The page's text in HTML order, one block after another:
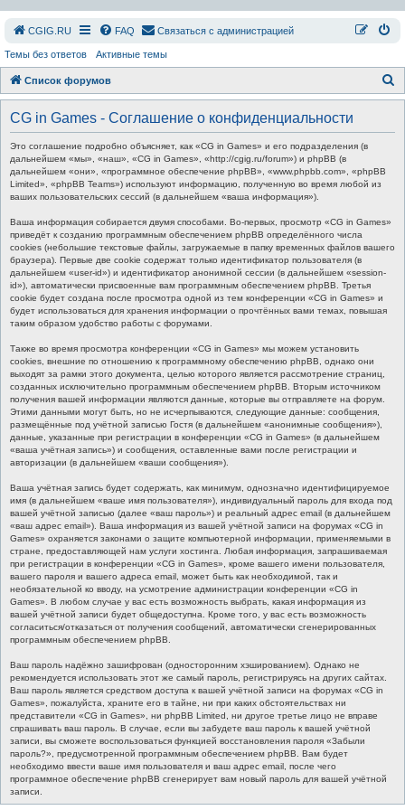
СGIG.RU FAQ Связаться с администрацией
Темы без ответов Активные темы
Список форумов
о
CG in Games - Соглашение о конфиденциальности
Это соглашение подробно объясняет, как «CG in Games» и его подразделения (в
дальнейшем «мы», «наш», «CG in Games», «http://cgig.ru/forum») и phpBB (в
дальнейшем «они», «программное обеспечение phpBB», «www.phpbb.com», «phpBB
Limited», «phpBB Teams») используют информацию, полученную во время любой из
ваших пользовательских сессий (в дальнейшем «ваша информация»).
Ваша информация собирается двумя способами. Во-первых, просмотр «CG in Games»
приведёт к созданию программным обеспечением phpBB определённого числа
cookies (небольшие текстовые файлы, загружаемые в папку временных файлов вашего
браузера). Первые две cookie содержат только идентификатор пользователя (в
дальнейшем «user-id») и идентификатор анонимной сессии (в дальнейшем «session-
id»), автоматически присвоенные вам программным обеспечением phpBB. Третья
cookie будет создана после просмотра одной из тем конференции «CG in Games» и
будет использоваться для хранения информации о прочтённых вами темах, повышая
таким образом удобство работы с форумами.
Также во время просмотра конференции «CG in Games» мы можем установить
cookies, внешние по отношению к программному обеспечению phpBB, однако они
выходят за рамки этого документа, целью которого является рассмотрение страниц,
созданных исключительно программным обеспечением phpBB. Вторым источником
получения вашей информации являются данные, которые вы отправляете на форум.
Этими данными могут быть, но не исчерпываются, следующие данные: сообщения,
размещённые под учётной записью Гостя (в дальнейшем «анонимные сообщения»),
данные, указанные при регистрации в конференции «CG in Games» (в дальнейшем
«ваша учётная запись») и сообщения, оставленные вами после регистрации и
авторизации (в дальнейшем «ваши сообщения»).
Ваша учётная запись будет содержать, как минимум, однозначно идентифицируемое
имя (в дальнейшем «ваше имя пользователя»), индивидуальный пароль для входа под
вашей учётной записью (далее «ваш пароль») и реальный адрес email (в дальнейшем
«ваш адрес email»). Ваша информация из вашей учётной записи на форумах «CG in
Games» охраняется законами о защите компьютерной информации, применяемыми в
стране, предоставляющей нам услуги хостинга. Любая информация, запрашиваемая
при регистрации в конференции «CG in Games», кроме вашего имени пользователя,
вашего пароля и вашего адреса email, может быть как необходимой, так и
необязательной ко вводу, на усмотрение администрации конференции «CG in
Games». В любом случае у вас есть возможность выбрать, какая информация из
вашей учётной записи будет общедоступна. Кроме того, у вас есть возможность
согласиться/отказаться от получения сообщений, автоматически сгенерированных
программным обеспечением phpBB.
Ваш пароль надёжно зашифрован (односторонним хэшированием). Однако не
рекомендуется использовать этот же самый пароль, регистрируясь на других сайтах.
Ваш пароль является средством доступа к вашей учётной записи на форумах «CG in
Games», пожалуйста, храните его в тайне, ни при каких обстоятельствах ни
представители «CG in Games», ни phpBB Limited, ни другое третье лицо не вправе
спрашивать ваш пароль. В случае, если вы забудете ваш пароль к вашей учётной
записи, вы сможете воспользоваться функцией восстановления пароля «Забыли
пароль?», предусмотренной программным обеспечением phpBB. Вам будет
необходимо ввести ваше имя пользователя и ваш адрес email, после чего
программное обеспечение phpBB сгенерирует вам новый пароль для вашей учётной
записи.